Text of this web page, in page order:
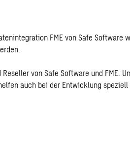
FME von Safe Software
Reseller von Safe Software und FME.
auch bei der Entwicklung